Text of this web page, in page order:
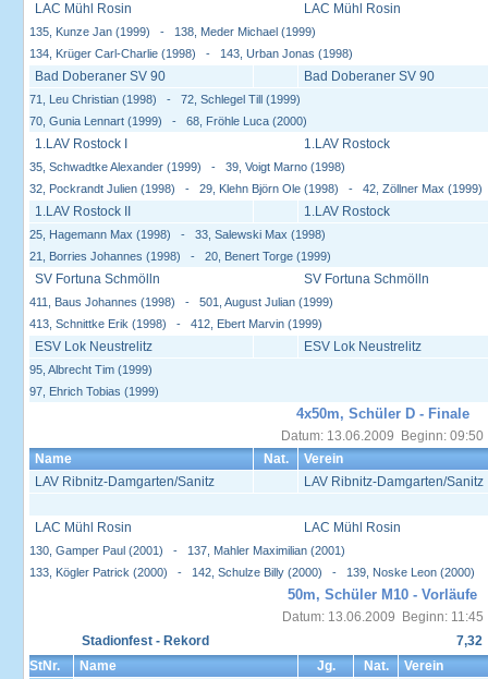
LAC Mühl Rosin LAC Mühl Rosin
135, Kunze Jan (1999) - 138, Meder Michael (1999)
134, Krüger Carl-Charlie (1998) - 143, Urban Jonas (1998)
Bad Doberaner SV 90 Bad Doberaner SV 90
71, Leu Christian (1998) - 72, Schlegel Till (1999)
70, Gunia Lennart (1999) - 68, Fröhle Luca (2000)
1.LAV Rostock I 1.LAV Rostock
35, Schwadtke Alexander (1999) - 39, Voigt Marno (1998)
32, Pockrandt Julien (1998) - 29, Klehn Björn Ole (1998) - 42, Zöllner Max (1999)
1.LAV Rostock II 1.LAV Rostock
25, Hagemann Max (1998) - 33, Salewski Max (1998)
21, Borries Johannes (1998) - 20, Benert Torge (1999)
SV Fortuna Schmölln SV Fortuna Schmölln
411, Baus Johannes (1998) - 501, August Julian (1999)
413, Schnittke Erik (1998) - 412, Ebert Marvin (1999)
ESV Lok Neustrelitz ESV Lok Neustrelitz
95, Albrecht Tim (1999)
97, Ehrich Tobias (1999)
4x50m, Schüler D - Finale
Datum: 13.06.2009 Beginn: 09:50
Name
Nat.
Verein
LAV Ribnitz-Damgarten/Sanitz
LAV Ribnitz-Damgarten/Sanitz
LAC Mühl Rosin LAC Mühl Rosin
130, Gamper Paul (2001) - 137, Mahler Maximilian (2001)
133, Kögler Patrick (2000) - 142, Schulze Billy (2000) - 139, Noske Leon (2000)
50m, Schüler M10 - Vorläufe
Datum: 13.06.2009 Beginn: 11:45
Stadionfest - Rekord
7,32
StNr.
Name Jg. Nat. Verein